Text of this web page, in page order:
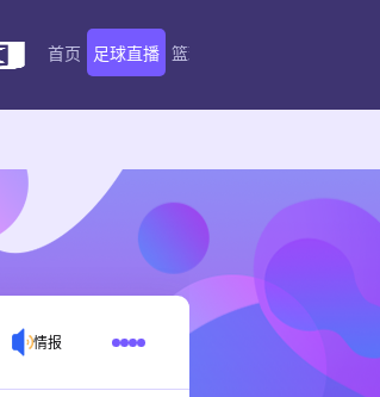
首页 足球直播 篮球直播
情报